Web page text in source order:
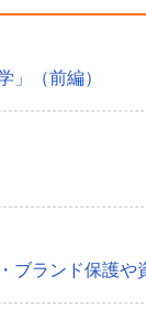
」（前編）
ブランド保護や